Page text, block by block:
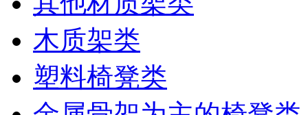
木质架类
塑料椅凳类